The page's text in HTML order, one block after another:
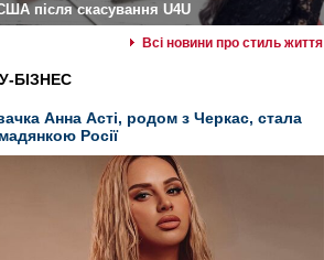
після скасування U4U
Всі новини про стиль життя
БІЗНЕС
Анна Асті, родом з Черкас, стала
Росії